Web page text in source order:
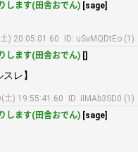
します(田舎おでん) [sage]
) 20:05:01.60
ID: uSvMQDtEo (1)
します(田舎おでん) []
レ】
) 19:55:41.60
ID: iIMAb3SD0 (1)
します(田舎おでん) [sage]